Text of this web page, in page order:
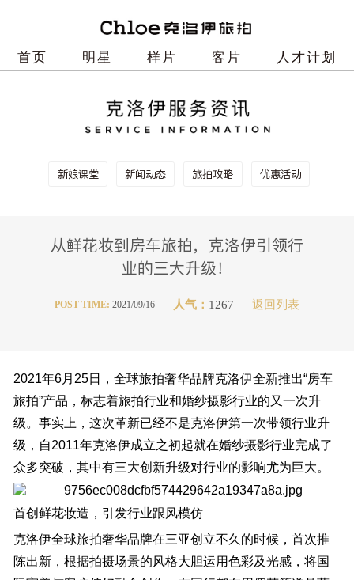
首页 明星 样片 客片 人才计划
新娘课堂 新闻动态 旅拍攻略 优惠活动
从鲜花妆到房车旅拍，克洛伊引领行
业的三大升级！
POST TIME:2021/09/16 人气： 1267 返回列表
2021年6月25日，全球旅拍奢华品牌克洛伊全新推出“房车
旅拍”产品，标志着旅拍行业和婚纱摄影行业的又一次升
级。事实上，这次革新已经不是克洛伊第一次带领行业升
级，自2011年克洛伊成立之初起就在婚纱摄影行业完成了
众多突破，其中有三大创新升级对行业的影响尤为巨大。
首创鲜花妆造，引发行业跟风模仿
克洛伊全球旅拍奢华品牌在三亚创立不久的时候，首次推
陈出新，根据拍摄场景的风格大胆运用色彩及光感，将国